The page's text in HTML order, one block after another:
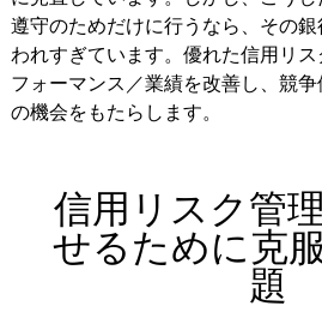
遵守のためだけに行うなら、その
われすぎています。優れた信用リ
フォーマンス／業績を改善し、競
の機会をもたらします。
信用リスク管
せるために克
題